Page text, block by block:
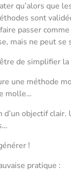
qu’alors que
sont
passer
mais ne peut
de simplifier la
une méthode
molle…
d’un objectif
!
pratique :